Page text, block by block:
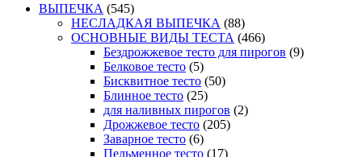
ВЫПЕЧКА (545)
НЕСЛАДКАЯ ВЫПЕЧКА (88)
ОСНОВНЫЕ ВИДЫ ТЕСТА (466)
Бездрожжевое тесто для пирогов (9)
Белковое тесто (5)
Бисквитное тесто (50)
Блинное тесто (25)
для наливных пирогов (2)
Дрожжевое тесто (205)
Заварное тесто (6)
Пельменное тесто (17)